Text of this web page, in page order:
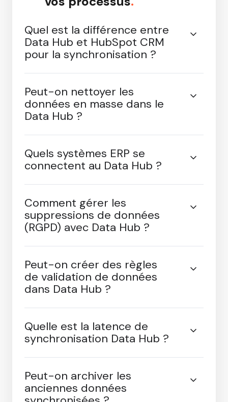
FAQ : vous envisagez le
Data Hub pour structurer
vos processus.
Quel est la différence entre
Data Hub et HubSpot CRM
pour la synchronisation ?
Peut-on nettoyer les
données en masse dans le
Data Hub ?
Quels systèmes ERP se
connectent au Data Hub ?
Comment gérer les
suppressions de données
(RGPD) avec Data Hub ?
Peut-on créer des règles
de validation de données
dans Data Hub ?
Quelle est la latence de
synchronisation Data Hub ?